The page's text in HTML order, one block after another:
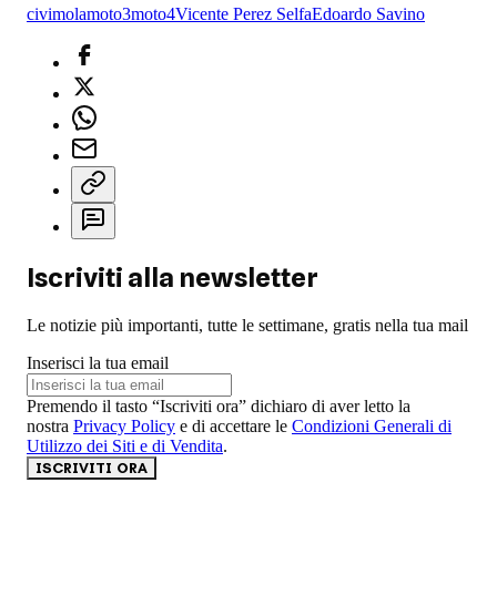
civimolamoto3moto4Vicente Perez SelfaEdoardo Savino
Iscriviti alla newsletter
Le notizie più importanti, tutte le settimane, gratis nella tua mail
Inserisci la tua email
Premendo il tasto “Iscriviti ora” dichiaro di aver letto la
nostra Privacy Policy e di accettare le Condizioni Generali di
Utilizzo dei Siti e di Vendita.
ISCRIVITI ORA